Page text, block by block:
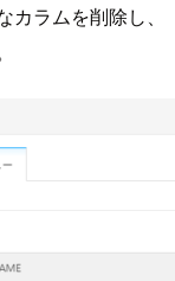
ラムを削除し、